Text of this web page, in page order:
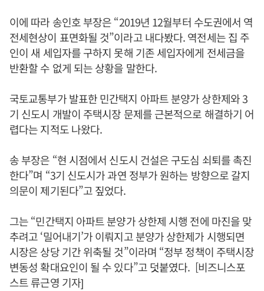
이에 따라 송인호 부장은 “2019년 12월부터 수도권에서 역
전세현상이 표면화될 것”이라고 내다봤다. 역전세는 집 주
인이 새 세입자를 구하지 못해 기존 세입자에게 전세금을
반환할 수 없게 되는 상황을 말한다.
국토교통부가 발표한 민간택지 아파트 분양가 상한제와 3
기 신도시 개발이 주택시장 문제를 근본적으로 해결하기 어
렵다는 지적도 나왔다.
송 부장은 “현 시점에서 신도시 건설은 구도심 쇠퇴를 촉진
한다”며 “3기 신도시가 과연 정부가 원하는 방향으로 갈지
의문이 제기된다”고 짚었다.
그는 “민간택지 아파트 분양가 상한제 시행 전에 마진을 맞
추려고 ‘밀어내기’가 이뤄지고 분양가 상한제가 시행되면
시장은 상당 기간 위축될 것”이라며 “정부 정책이 주택시장
변동성 확대요인이 될 수 있다”고 덧붙였다. [비즈니스포
스트 류근영 기자]